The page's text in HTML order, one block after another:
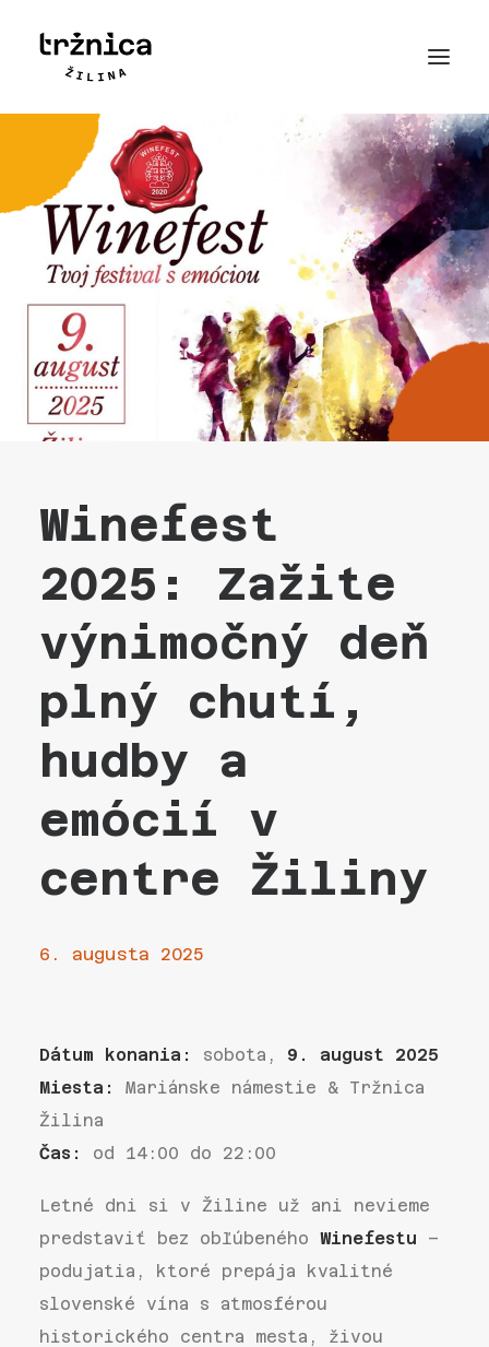
Novinky
Príbeh
Mapa
Kontakt
Najčastejšie otázky
Winefest
2025: Zažite
výnimočný deň
plný chutí,
hudby a
emócií v
centre Žiliny
6. augusta 2025
Dátum konania: sobota, 9. august 2025
Miesta:
Mariánske námestie & Tržnica
Žilina
Čas:
od 14:00 do 22:00
Letné dni si v Žiline už ani nevieme
predstaviť bez obľúbeného Winefestu –
podujatia, ktoré prepája kvalitné
slovenské vína s atmosférou
historického centra mesta, živou